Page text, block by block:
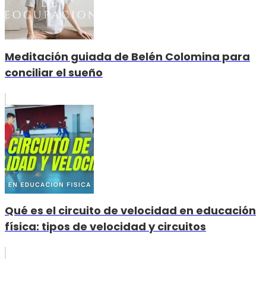
Meditación guiada de Belén Colomina para
conciliar el sueño
Qué es el circuito de velocidad en educación
física: tipos de velocidad y circuitos